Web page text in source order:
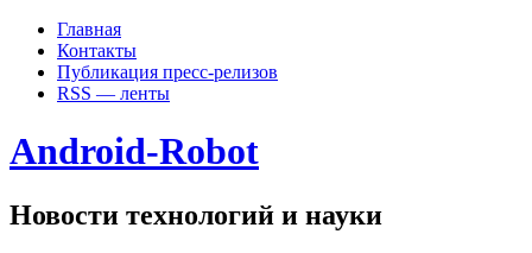
Главная
Контакты
Публикация пресс-релизов
RSS — ленты
Android-Robot
Новости технологий и науки